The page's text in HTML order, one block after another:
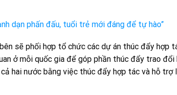
dạn phấn đấu, tuổi trẻ mới đáng để tự hào”
sẽ phối hợp tổ chức các dự án thúc đẩy hợp
ở mỗi quốc gia để góp phần thúc đẩy trao đổi
hai nước bằng việc thúc đẩy hợp tác và hỗ trợ